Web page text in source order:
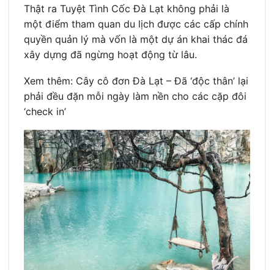
Thật ra Tuyệt Tình Cốc Đà Lạt không phải là
một điểm tham quan du lịch được các cấp chính
quyền quản lý mà vốn là một dự án khai thác đá
xây dựng đã ngừng hoạt động từ lâu.
Xem thêm: Cây cô đơn Đà Lạt – Đã ‘độc thân’ lại
phải đều đặn mỗi ngày làm nền cho các cặp đôi
‘check in’